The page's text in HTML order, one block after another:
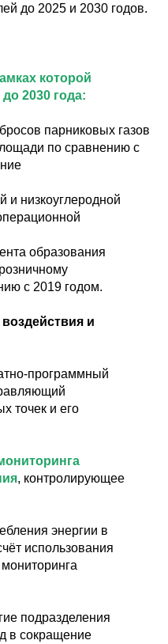
до 2025 и 2030 годов.
которой
2030 года:
парниковых газов
по сравнению с
и низкоуглеродной
образования
с 2019 годом.
и
программный
точек и его
, контролирующее
энергии в
использования
подразделения
в сокращение